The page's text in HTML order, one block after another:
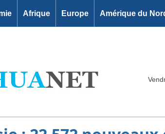
Afrique Europe Amérique du